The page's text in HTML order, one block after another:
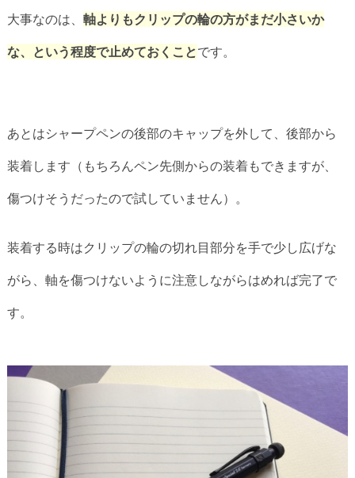
大事なのは、 軸よりもクリップの輪の方がまだ小さいか
な、という程度で止めておくことです。
あとはシャープペンの後部のキャップを外して、後部から
装着します（もちろんペン先側からの装着もできますが、
傷つけそうだったので試していません）。
装着する時はクリップの輪の切れ目部分を手で少し広げな
がら、軸を傷つけないように注意しながらはめれば完了で
す。